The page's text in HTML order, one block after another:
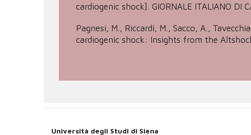
cardiogenic shock]. GIORNALE ITALIANO DI
Pagnesi, M., Riccardi, M., Sacco, A.,
cardiogenic shock: Insights from the
Università degli Studi di Siena